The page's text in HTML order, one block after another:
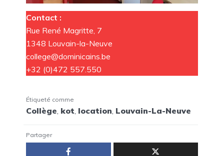
Contact :
Rue René Magritte, 7
1348 Louvain-la-Neuve
college@dominicains.be
+32 (0)472 557.550
Étiqueté comme
Collège, kot, location, Louvain-La-Neuve
Partager